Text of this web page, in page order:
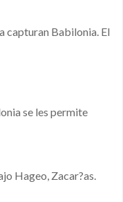
Babilonia. El
se les permite
Hageo, Zacar?as.